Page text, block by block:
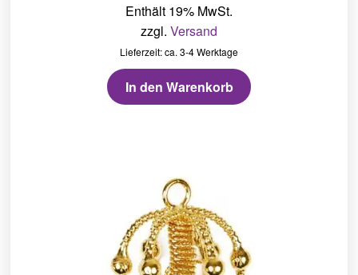
Enthält 19% MwSt.
zzgl. Versand
Lieferzeit: ca. 3-4 Werktage
In den Warenkorb